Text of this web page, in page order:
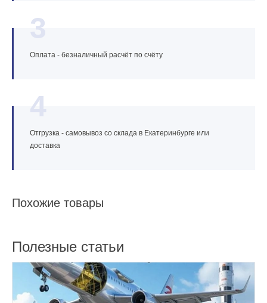
3
Оплата - безналичный расчёт по счёту
4
Отгрузка - самовывоз со склада в Екатеринбурге или
доставка
Похожие товары
Полезные статьи